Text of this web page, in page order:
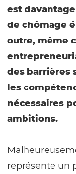
est
de chômage
outre, même
des barrières
les
nécessaires
ambitions.
représente un